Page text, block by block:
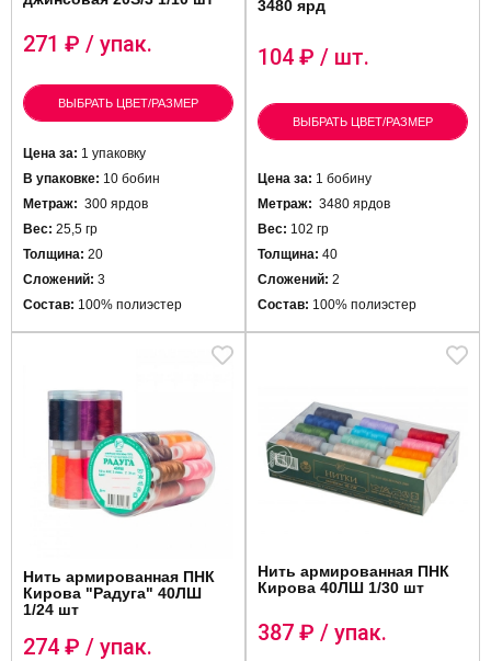
271 ₽ / упак.
ВЫБРАТЬ ЦВЕТ/РАЗМЕР
Цена за: 1 упаковку
В упаковке: 10 бобин
Метраж: 300 ярдов
Вес: 25,5 гр
Толщина: 20
Сложений: 3
Состав: 100% полиэстер
3480 ярд
104 ₽ / шт.
ВЫБРАТЬ ЦВЕТ/РАЗМЕР
Цена за: 1 бобину
Метраж: 3480 ярдов
Вес: 102 гр
Толщина: 40
Сложений: 2
Состав: 100% полиэстер
Нить армированная ПНК
Кирова "Радуга" 40ЛШ
1/24 шт
274 ₽ / упак.
Нить армированная ПНК
Кирова 40ЛШ 1/30 шт
387 ₽ / упак.